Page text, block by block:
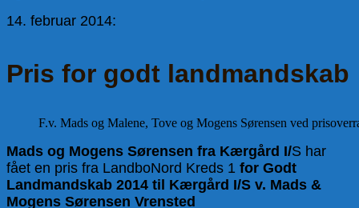
14. februar 2014:
Pris for godt landmandskab
F.v. Mads og Malene, Tove og Mogens Sørensen ved
Mads og Mogens Sørensen fra Kærgård I/S har
fået en pris fra LandboNord Kreds 1 for Godt
Landmandskab 2014 til Kærgård I/S v. Mads &
Mogens Sørensen Vrensted